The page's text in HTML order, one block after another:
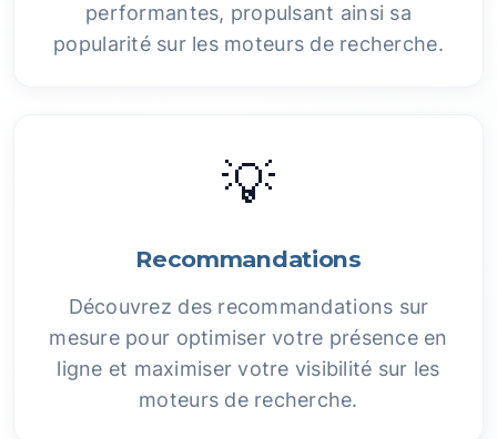
performantes, propulsant ainsi sa
popularité sur les moteurs de recherche.
💡
Recommandations
Découvrez des recommandations sur
mesure pour optimiser votre présence en
ligne et maximiser votre visibilité sur les
moteurs de recherche.